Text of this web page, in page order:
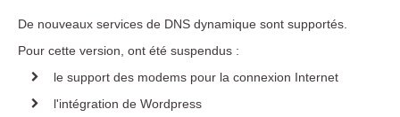
De nouveaux services de DNS dynamique sont supportés.
Pour cette version, ont été suspendus :
le support des modems pour la connexion Internet
l'intégration de Wordpress